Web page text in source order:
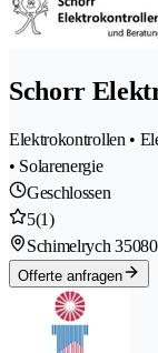
Schorr
Elektrokontrollen •
• Solarenergie
Geschlossen
5(1)
Schimelrych 3
Offerte anfragen